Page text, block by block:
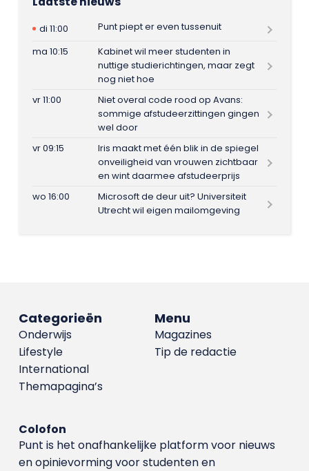
di 11:00
Punt piept er even tussenuit
ma 10:15
Kabinet wil meer studenten in
nuttige studierichtingen, maar zegt
nog niet hoe
vr 11:00
Niet overal code rood op Avans:
sommige afstudeerzittingen gingen
wel door
vr 09:15
Iris maakt met één blik in de spiegel
onveiligheid van vrouwen zichtbaar
en wint daarmee afstudeerprijs
wo 16:00
Microsoft de deur uit? Universiteit
Utrecht wil eigen mailomgeving
Menu
Magazines
Tip de redactie
Categorieën
Onderwijs
Lifestyle
International
Themapagina’s
Colofon
Punt is het onafhankelijke platform voor nieuws
en opinievorming voor studenten en